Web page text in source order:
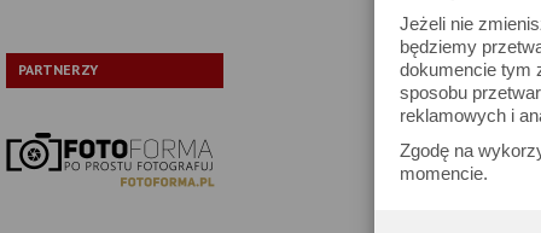
Jeżeli nie
będziemy
dokumencie tym
sposobu
reklamowych i
Zgodę na
momencie.
PARTNERZY